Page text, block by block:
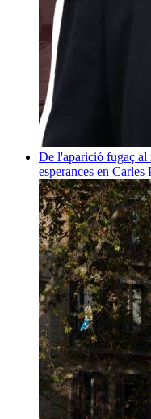
De l'aparició fugaç al
esperances en Carles